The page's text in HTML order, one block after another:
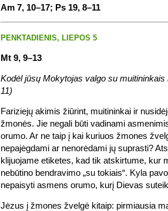
Am 7, 10–17; Ps 19, 8–11
PENKTADIENIS, LIEPOS 5
Mt 9, 9–13
Kodėl jūsų Mokytojas valgo su muitininkais
11)
Fariziejų akimis žiūrint, muitininkai ir
žmonės. Jie negali būti vadinami
orumo. Ar ne taip į kai kuriuos žmones
nepajėgdami ar nenorėdami jų suprasti?
klijuojame etiketes, kad tik atskirtume, kur
nebūtino bendravimo „su tokiais“. Kyla
nepaisyti asmens orumo, kurį Dievas
Jėzus į žmones žvelgė kitaip: pirmiausia